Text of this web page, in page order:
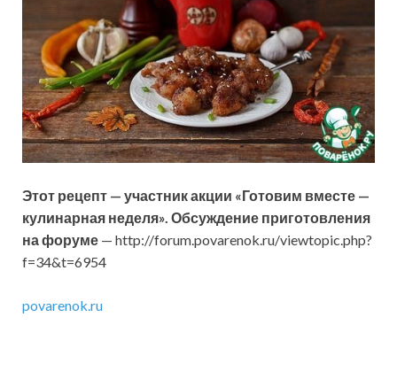
Этот рецепт — участник акции «Готовим вместе —
кулинарная неделя». Обсуждение приготовления
на форуме — http://forum.povarenok.ru/viewtopic.php?
f=34&t=6954
povarenok.ru